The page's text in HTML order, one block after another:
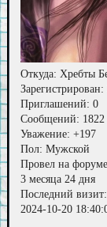
Откуда: Хребты
Зарегистрирован:
Приглашений: 0
Сообщений: 1822
Уважение: +197
Пол: Мужской
Провел на
3 месяца 24 дня
Последний визит:
2024-10-20